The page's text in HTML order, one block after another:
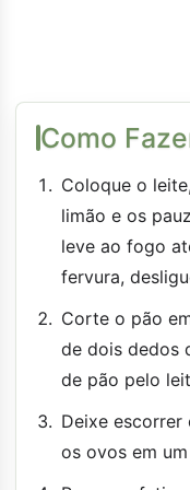
Como
Coloque o
limão e os
leve ao fogo
fervura,
Corte o pão
de dois dedos
de pão pelo
Deixe escorrer
os ovos em